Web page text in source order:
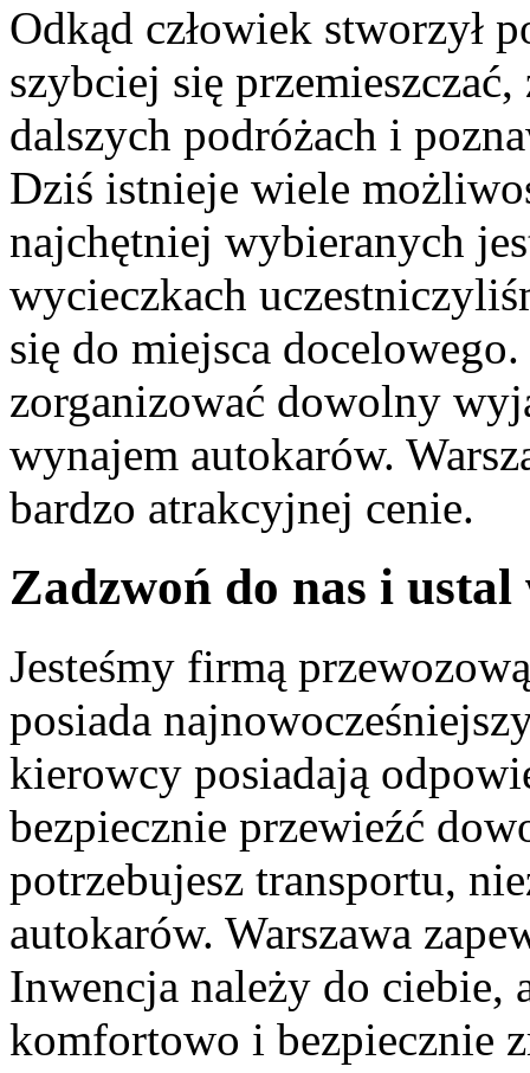
Odkąd człowiek stworzył
szybciej się przemieszczać,
dalszych podróżach i
Dziś istnieje wiele
najchętniej wybieranych
wycieczkach
się do miejsca
zorganizować dowolny
wynajem autokarów.
bardzo atrakcyjnej cenie.
Zadzwoń do nas i ustal
Jesteśmy firmą
posiada
kierowcy posiadają
bezpiecznie przewieźć
potrzebujesz transportu,
autokarów. Warszawa
Inwencja należy do ciebie,
komfortowo i bezpiecznie